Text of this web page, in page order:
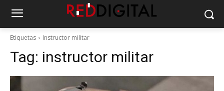
Etiquetas Instructor militar
Tag: instructor militar